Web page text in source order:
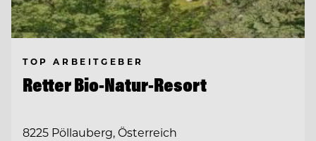
TOP ARBEITGEBER
Retter Bio-Natur-Resort
8225 Pöllauberg, Österreich